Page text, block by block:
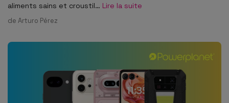
aliments sains et croustil… Lire la suite
de Arturo Pérez